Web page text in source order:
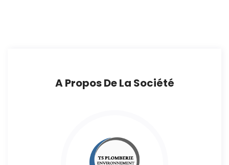
A Propos De La Société